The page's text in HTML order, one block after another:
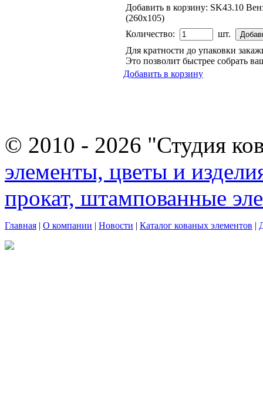
Добавить в корзину: SK43.10
(260х105)
Количество:
шт.
Для кратности до упаковки
Это позволит быстрее собрать
Добавить в корзину
© 2010 - 2026 "Студия
элементы, цветы и
прокат, штампованные
Главная | О компании | Новости | Каталог кованых элементов |